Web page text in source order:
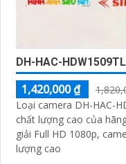
DH-HAC-
1,420,000 ₫
Loại camera DH-HAC-
chất lượng cao của hãng
giải Full HD 1080p,
lượng cao